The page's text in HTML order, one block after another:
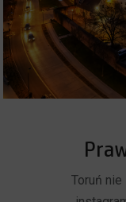
Toruń